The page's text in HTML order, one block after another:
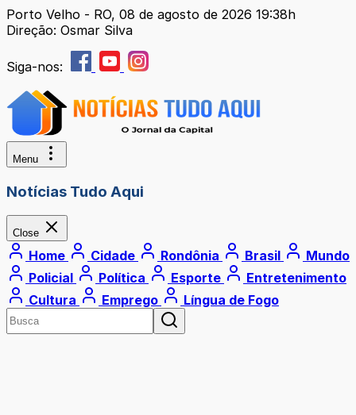
Porto Velho - RO, 08 de agosto de 2026 19:38h
Direção: Osmar Silva
Siga-nos:
Menu
Notícias Tudo Aqui
Close
Home Cidade Rondônia Brasil
Mundo
Policial
Política Esporte
Entretenimento
Cultura
Emprego Língua de Fogo